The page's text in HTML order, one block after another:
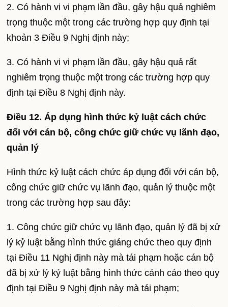
2. Có hành vi vi phạm lần đầu, gây hậu quả nghiêm
trọng thuộc một trong các trường hợp quy định tại
khoản 3 Điều 9 Nghị định này;
3. Có hành vi vi phạm lần đầu, gây hậu quả rất
nghiêm trọng thuộc một trong các trường hợp quy
định tại Điều 8 Nghị định này.
Điều 12. Áp dụng hình thức kỷ luật cách chức
đối với cán bộ, công chức giữ chức vụ lãnh đạo,
quản lý
Hình thức kỷ luật cách chức áp dụng đối với cán bộ,
công chức giữ chức vụ lãnh đạo, quản lý thuộc một
trong các trường hợp sau đây:
1. Công chức giữ chức vụ lãnh đạo, quản lý đã bị xử
lý kỷ luật bằng hình thức giáng chức theo quy định
tại Điều 11 Nghị định này mà tái phạm hoặc cán bộ
đã bị xử lý kỷ luật bằng hình thức cảnh cáo theo quy
định tại Điều 9 Nghị định này mà tái phạm;